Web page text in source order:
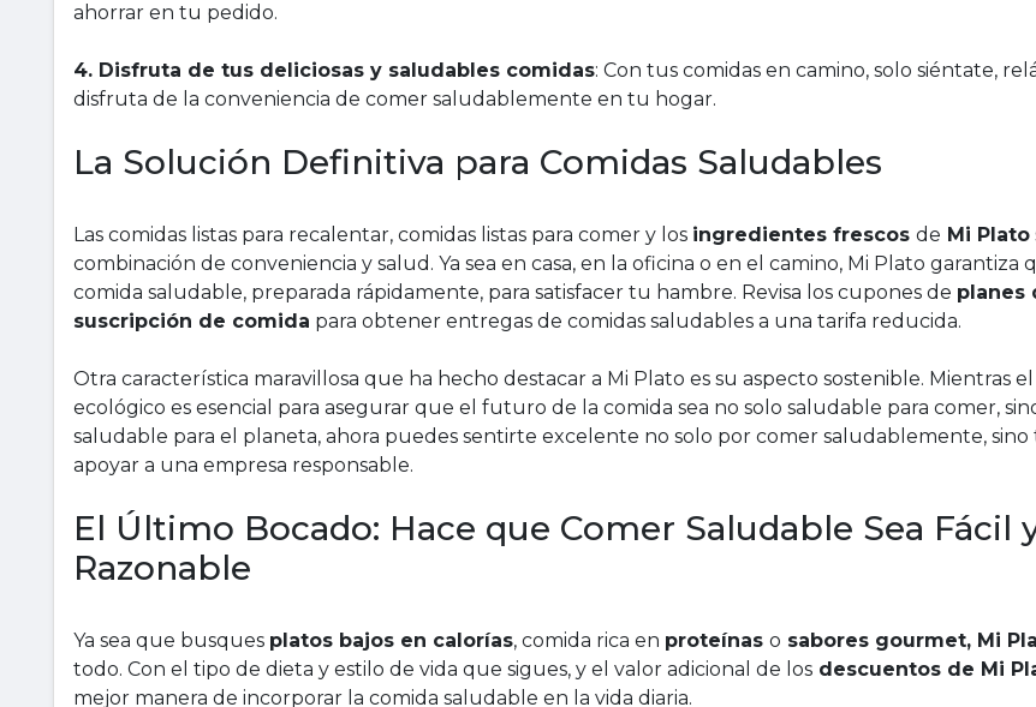
ahorrar en tu pedido.
4. Disfruta de tus deliciosas y saludables comidas: Con tus comidas en camino, solo siéntate,
disfruta de la conveniencia de comer saludablemente en tu hogar.
La Solución Definitiva para Comidas Saludables
Las comidas listas para recalentar, comidas listas para comer y los ingredientes frescos de Mi Plato
combinación de conveniencia y salud. Ya sea en casa, en la oficina o en el camino, Mi Plato garantiza
comida saludable, preparada rápidamente, para satisfacer tu hambre. Revisa los cupones de planes
suscripción de comida para obtener entregas de comidas saludables a una tarifa reducida.
Otra característica maravillosa que ha hecho destacar a Mi Plato es su aspecto sostenible. Mientras
ecológico es esencial para asegurar que el futuro de la comida sea no solo saludable para comer,
saludable para el planeta, ahora puedes sentirte excelente no solo por comer saludablemente,
apoyar a una empresa responsable.
El Último Bocado: Hace que Comer Saludable Sea Fácil
Razonable
Ya sea que busques platos bajos en calorías, comida rica en proteínas o sabores gourmet, Mi
todo. Con el tipo de dieta y estilo de vida que sigues, y el valor adicional de los descuentos de Mi
mejor manera de incorporar la comida saludable en la vida diaria.